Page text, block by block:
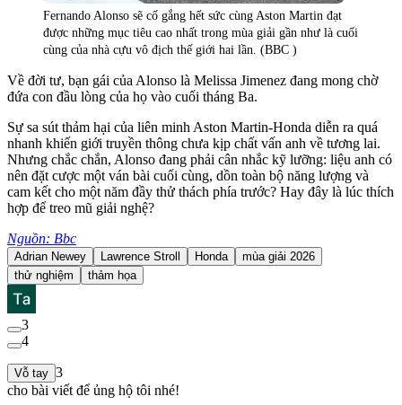
Fernando Alonso sẽ cố gắng hết sức cùng Aston Martin đạt
được những mục tiêu cao nhất trong mùa giải gần như là cuối
cùng của nhà cựu vô địch thế giới hai lần. (BBC )
Về đời tư, bạn gái của Alonso là Melissa Jimenez đang mong chờ
đứa con đầu lòng của họ vào cuối tháng Ba.
Sự sa sút thảm hại của liên minh Aston Martin-Honda diễn ra quá
nhanh khiến giới truyền thông chưa kịp chất vấn anh về tương lai.
Nhưng chắc chắn, Alonso đang phải cân nhắc kỹ lưỡng: liệu anh có
nên đặt cược một ván bài cuối cùng, dồn toàn bộ năng lượng và
cam kết cho một năm đầy thử thách phía trước? Hay đây là lúc thích
hợp để treo mũ giải nghệ?
Nguồn: Bbc
Adrian Newey Lawrence Stroll Honda
mùa giải 2026
thử nghiệm
thảm họa
3
4
Vỗ tay 3
cho bài viết để ủng hộ tôi nhé!